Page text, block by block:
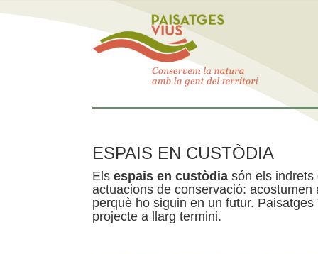
ESPAIS EN CUSTÒDIA
Els espais en custòdia són els indrets
actuacions de conservació:
perquè ho siguin en un futur.
projecte a llarg termini.